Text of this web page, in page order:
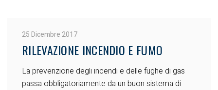
25 Dicembre 2017
RILEVAZIONE INCENDIO E FUMO
La prevenzione degli incendi e delle fughe di gas
passa obbligatoriamente da un buon sistema di